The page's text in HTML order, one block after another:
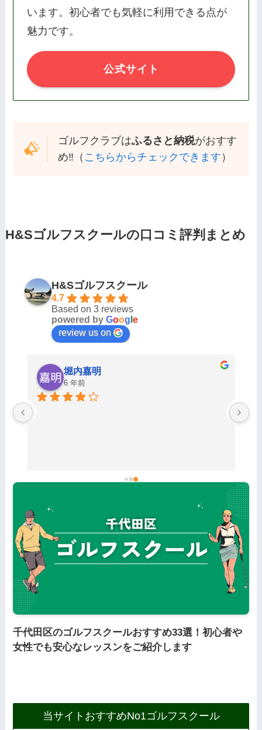
います。初心者でも気軽に利用できる点が
魅力です。
公式サイト
ゴルフクラブはふるさと納税がおすす
め‼️（ こちらからチェックできます ）
H&Sゴルフスクールの口コミ評判まとめ
H&Sゴルフスクール
4.7
Based on 3 reviews
powered byGoog le
review us on
人います🆗✌
千代田区のゴルフスクールおすすめ33選！初心者や
女性でも安心なレッスンをご紹介します
当サイトおすすめNo1ゴルフスクール